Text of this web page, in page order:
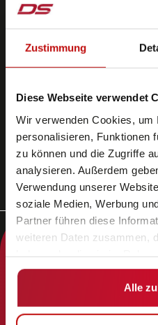
Zustimmung
Diese Webseite verwendet
Wir verwenden Cookies, um
personalisieren, Funktionen
zu können und die Zugriffe
analysieren. Außerdem
Verwendung unserer
soziale Medien, Werbung
Partner führen diese
weiteren Daten zusammen,
gesammelt haben.
Alle
ABSENDEN
BEREICHE